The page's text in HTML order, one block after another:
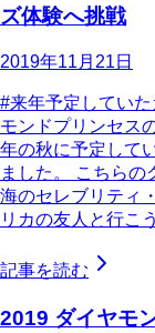
ズ体験へ挑戦
2019年11月21日
#来年予定してい
モンドプリンセス
年の秋に予定して
ました。 こちら
海のセレブリティ
リカの友人と行こ
記事を読む
2019 ダイヤモ